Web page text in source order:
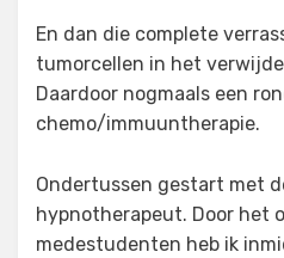
En dan die complete
tumorcellen in het
Daardoor nogmaals een
chemo/immuuntherapie.
Ondertussen gestart met
hypnotherapeut. Door het
medestudenten heb ik